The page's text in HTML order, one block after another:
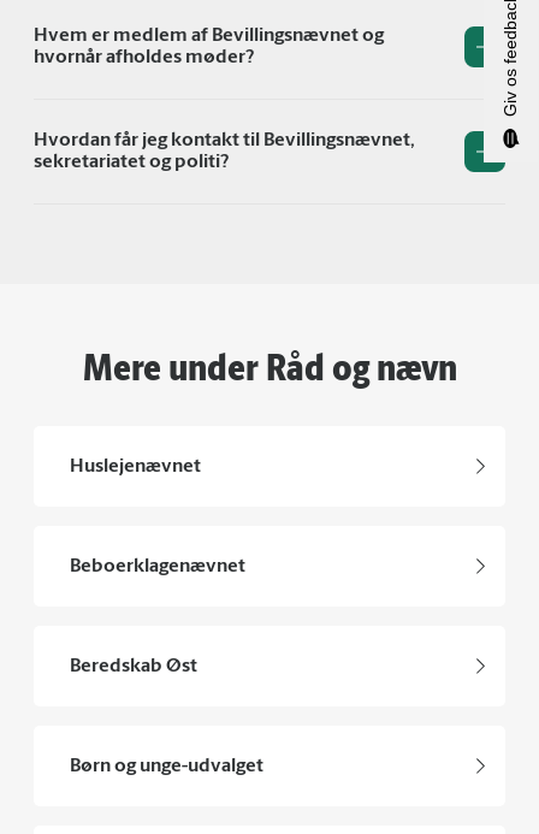
Hvem er medlem af Bevillingsnævnet og
hvornår afholdes møder?
Hvordan får jeg kontakt til Bevillingsnævnet,
sekretariatet og politi?
Mere under Råd og nævn
Huslejenævnet
Beboerklagenævnet
Beredskab Øst
Børn og unge-udvalget
Giv os feedback